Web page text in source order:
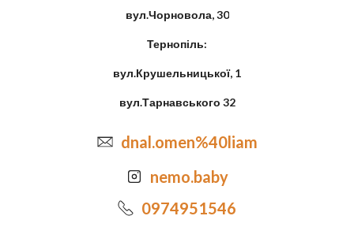
вул.Чорновола, 30
Тернопіль:
вул.Крушельницької, 1
вул.Тарнавського 32
dnal.omen%40liam
nemo.baby
0974951546